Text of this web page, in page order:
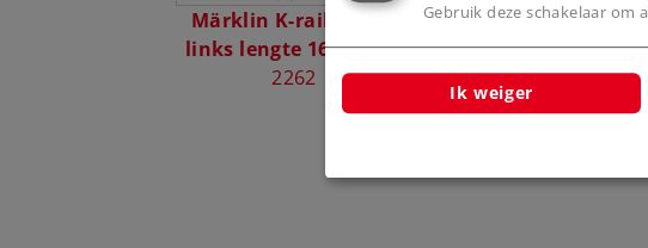
Märklin K-rail Wissel
links lengte 168,9 mm
2262
Märklin K-rail
Meegebogen wissel
rechts Buitenboog 30
in parallel afstand
Gebruik deze schakelaar om
Ik weiger